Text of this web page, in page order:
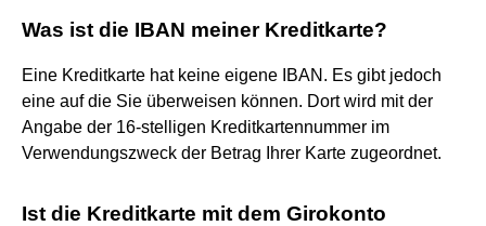
Was ist die IBAN meiner Kreditkarte?
Eine Kreditkarte hat keine eigene IBAN. Es gibt jedoch
eine auf die Sie überweisen können. Dort wird mit der
Angabe der 16-stelligen Kreditkartennummer im
Verwendungszweck der Betrag Ihrer Karte zugeordnet.
Ist die Kreditkarte mit dem Girokonto